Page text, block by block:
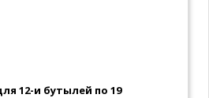
12-и бутылей по 19